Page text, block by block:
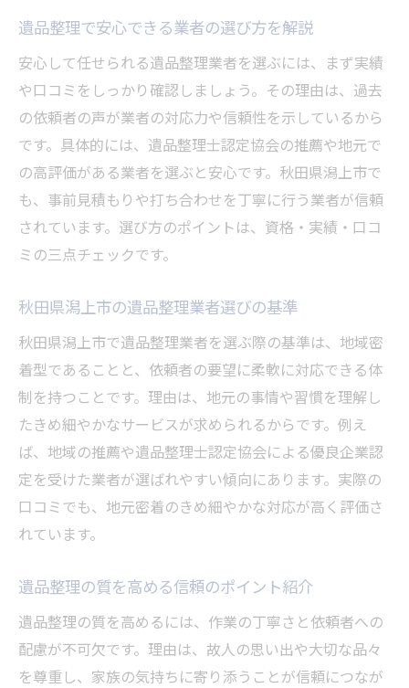
遺品整理で安心できる業者の選び方を解説
安心して任せられる遺品整理業者を選ぶには、まず実績
や口コミをしっかり確認しましょう。その理由は、過去
の依頼者の声が業者の対応力や信頼性を示しているから
です。具体的には、遺品整理士認定協会の推薦や地元で
の高評価がある業者を選ぶと安心です。秋田県潟上市で
も、事前見積もりや打ち合わせを丁寧に行う業者が信頼
されています。選び方のポイントは、資格・実績・口コ
ミの三点チェックです。
秋田県潟上市の遺品整理業者選びの基準
秋田県潟上市で遺品整理業者を選ぶ際の基準は、地域密
着型であることと、依頼者の要望に柔軟に対応できる体
制を持つことです。理由は、地元の事情や習慣を理解し
たきめ細やかなサービスが求められるからです。例え
ば、地域の推薦や遺品整理士認定協会による優良企業認
定を受けた業者が選ばれやすい傾向にあります。実際の
口コミでも、地元密着のきめ細やかな対応が高く評価さ
れています。
遺品整理の質を高める信頼のポイント紹介
遺品整理の質を高めるには、作業の丁寧さと依頼者への
配慮が不可欠です。理由は、故人の思い出や大切な品々
を尊重し、家族の気持ちに寄り添うことが信頼につなが